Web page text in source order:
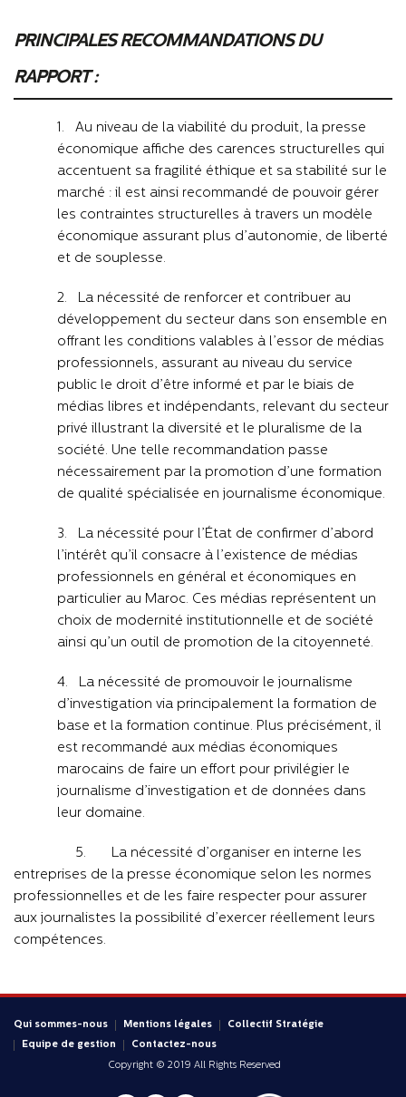
PRINCIPALES RECOMMANDATIONS DU
RAPPORT :
1. Au niveau de la viabilité du produit, la presse
économique affiche des carences structurelles qui
accentuent sa fragilité éthique et sa stabilité sur le
marché : il est ainsi recommandé de pouvoir gérer
les contraintes structurelles à travers un modèle
économique assurant plus d’autonomie, de liberté
et de souplesse.
2. La nécessité de renforcer et contribuer au
développement du secteur dans son ensemble en
offrant les conditions valables à l’essor de médias
professionnels, assurant au niveau du service
public le droit d’être informé et par le biais de
médias libres et indépendants, relevant du secteur
privé illustrant la diversité et le pluralisme de la
société. Une telle recommandation passe
nécessairement par la promotion d’une formation
de qualité spécialisée en journalisme économique.
3. La nécessité pour l’État de confirmer d’abord
l’intérêt qu’il consacre à l’existence de médias
professionnels en général et économiques en
particulier au Maroc. Ces médias représentent un
choix de modernité institutionnelle et de société
ainsi qu’un outil de promotion de la citoyenneté.
4. La nécessité de promouvoir le journalisme
d’investigation via principalement la formation de
base et la formation continue. Plus précisément, il
est recommandé aux médias économiques
marocains de faire un effort pour privilégier le
journalisme d’investigation et de données dans
leur domaine.
5. La nécessité d’organiser en interne les
entreprises de la presse économique selon les normes
professionnelles et de les faire respecter pour assurer
aux journalistes la possibilité d’exercer réellement leurs
compétences.
Qui sommes-nous Mentions légales
Collectif Stratégie
Equipe de gestion
Contactez-nous
Copyright © 2019 All Rights Reserved